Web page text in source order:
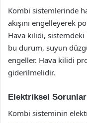
Kombi sistemlerinde
akışını engelleyerek
Hava kilidi,
bu durum, suyun
engeller. Hava kilidi
giderilmelidir.
Elektriksel Sorunlar
Kombi sisteminin